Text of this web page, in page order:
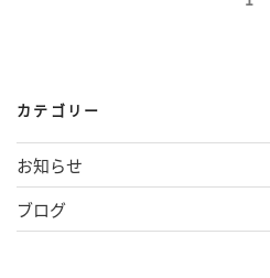
ペ
ー
ジ
送
カテゴリー
お知らせ
ブログ